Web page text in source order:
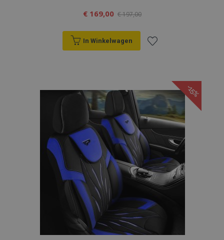
€ 169,00 € 197,00
In Winkelwagen
aan
verlanglijst
-15%